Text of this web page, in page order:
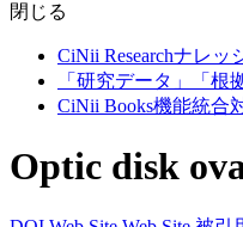
閉じる
CiNii Researchナレ
「研究データ」「根
CiNii Books機能統合
Optic disk